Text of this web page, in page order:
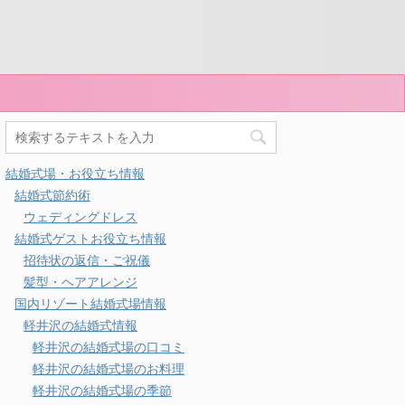
結婚式場・お役立ち情報
結婚式節約術
ウェディングドレス
結婚式ゲストお役立ち情報
招待状の返信・ご祝儀
髪型・ヘアアレンジ
国内リゾート結婚式場情報
軽井沢の結婚式情報
軽井沢の結婚式場の口コミ
軽井沢の結婚式場のお料理
軽井沢の結婚式場の季節